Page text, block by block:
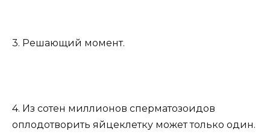
3. Решающий момент.
4. Из сотен миллионов сперматозоидов
оплодотворить яйцеклетку может только один.